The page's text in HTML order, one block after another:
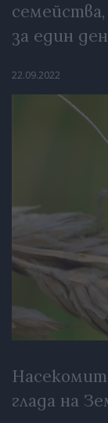
за един ден
22.09.2022
глада на